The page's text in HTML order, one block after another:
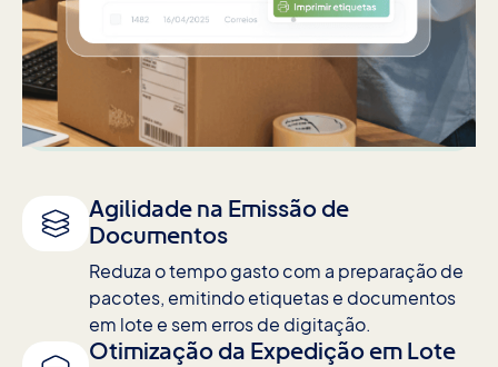
Agilidade na Emissão de
Documentos
Reduza o tempo gasto com a preparação de
pacotes, emitindo etiquetas e documentos
em lote e sem erros de digitação.
Otimização da Expedição em Lote